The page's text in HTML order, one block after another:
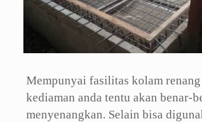
Mempunyai fasilitas kolam
kediaman anda tentu akan benar-
menyenangkan. Selain bisa